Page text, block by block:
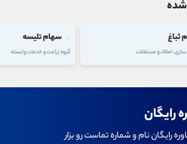
و خدمات وابسته
سهام وغدیر
گروه شرکتهای چند رشته ای صنعتی
رایگان
رایگان نام و شماره تماست رو بزار